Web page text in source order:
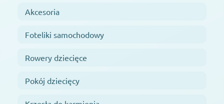
Akcesoria
Foteliki samochodowy
Rowery dziecięce
Pokój dziecięcy